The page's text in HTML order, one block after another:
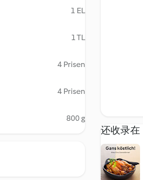
1 EL
1 TL
4 Prisen
4 Prisen
800 g
还收录在